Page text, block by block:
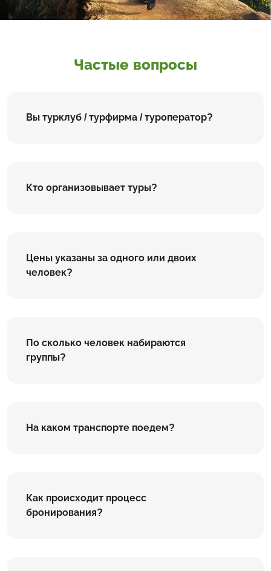
Частые вопросы
Вы турклуб / турфирма / туроператор?
Кто организовывает туры?
Цены указаны за одного или двоих
человек?
По сколько человек набираются
группы?
На каком транспорте поедем?
Как происходит процесс
бронирования?